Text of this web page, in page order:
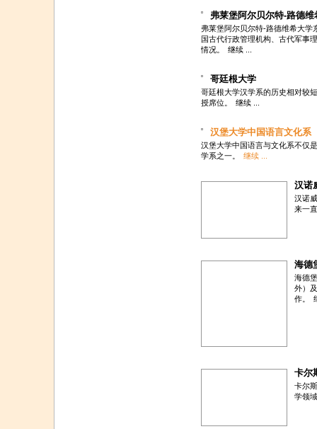
弗莱堡阿尔贝尔特-路德维
弗莱堡阿尔贝尔特-路德维希大学
国古代行政管理机构、古代军事
情况。
继续 ...
哥廷根大学
哥廷根大学汉学系的历史相对较
授席位。
继续 ...
汉堡大学中国语言文化系
汉堡大学中国语言与文化系不仅
学系之一。
继续 ...
汉诺
汉诺
来一
海德
海德
外）
作。
卡尔
卡尔
学领